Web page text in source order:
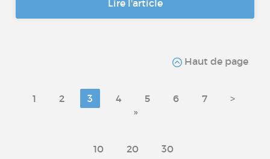
Lire l'article
Haut de page
1 2 3 4 5 6 7
>
»
10 20 30